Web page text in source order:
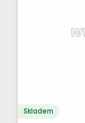
Skladem